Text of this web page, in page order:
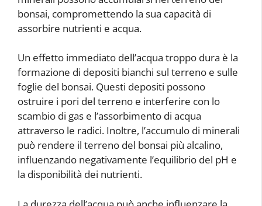
bonsai, compromettendo la sua capacità di
assorbire nutrienti e acqua.
Un effetto immediato dell’acqua troppo dura è la
formazione di depositi bianchi sul terreno e sulle
foglie del bonsai. Questi depositi possono
ostruire i pori del terreno e interferire con lo
scambio di gas e l’assorbimento di acqua
attraverso le radici. Inoltre, l’accumulo di minerali
può rendere il terreno del bonsai più alcalino,
influenzando negativamente l’equilibrio del pH e
la disponibilità dei nutrienti.